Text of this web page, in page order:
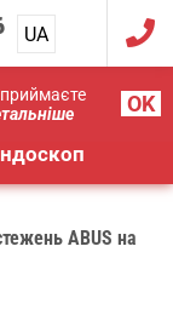
OK
UA
RU
ABUS на